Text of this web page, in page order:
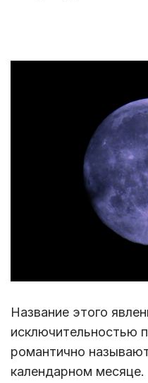
Название этого
исключительностью
романтично
календарном месяце.